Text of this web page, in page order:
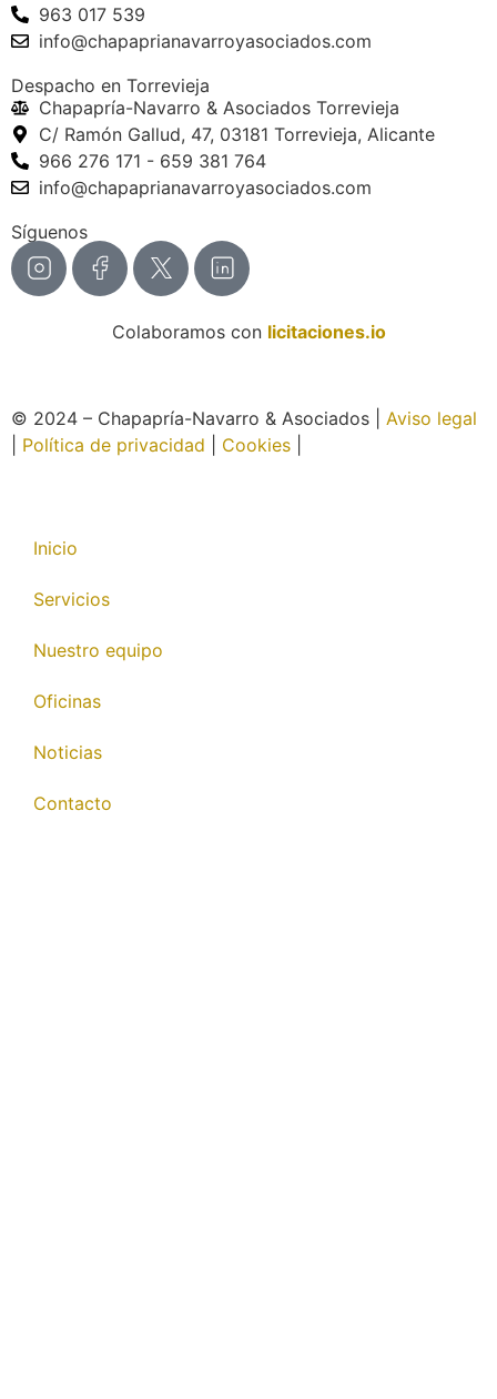
963 017 539
info@chapaprianavarroyasociados.com
Despacho en Torrevieja
Chapapría-Navarro & Asociados Torrevieja
C/ Ramón Gallud, 47, 03181 Torrevieja, Alicante
966 276 171 - 659 381 764
info@chapaprianavarroyasociados.com
Síguenos
Colaboramos con licitaciones.io
© 2024 – Chapapría-Navarro & Asociados | Aviso legal
Política de privacidad Cookies
Inicio
Servicios
Nuestro equipo
Oficinas
Noticias
Contacto